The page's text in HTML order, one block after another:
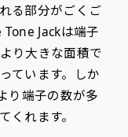
る部分がごくご
Jackは端子
り大きな面積で
ています。しか
り端子の数が多
くれます。